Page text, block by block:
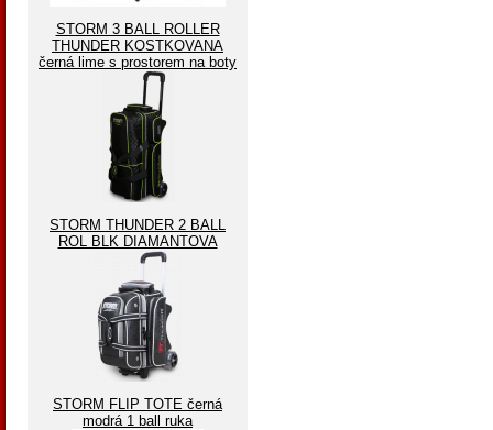
STORM 3 BALL ROLLER
THUNDER KOSTKOVANA
černá lime s prostorem na boty
STORM THUNDER 2 BALL
ROL BLK DIAMANTOVA
STORM FLIP TOTE černá
modrá 1 ball ruka